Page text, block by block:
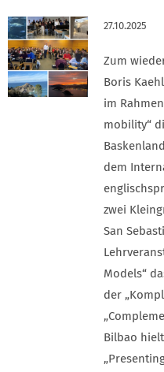
27.10.2025
Zum
Boris
im
mobility“
dem
zwei
San
Models“
der
Bilbao